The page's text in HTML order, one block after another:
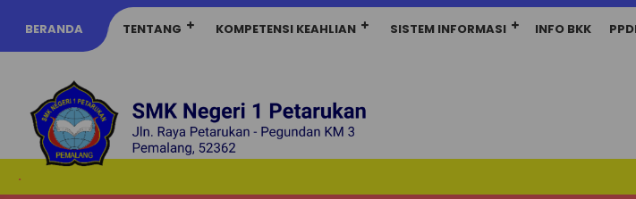
BERANDA TENTANG KOMPETENSI KEAHLIAN SISTEM INFORMASI INFO BKK
.